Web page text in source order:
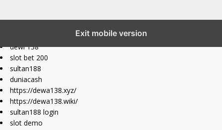
Exit mobile version
dewi 138
slot bet 200
sultan188
duniacash
https://dewa138.xyz/
https://dewa138.wiki/
sultan188 login
slot demo